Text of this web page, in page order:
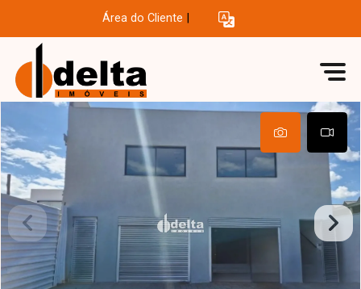
Área do Cliente